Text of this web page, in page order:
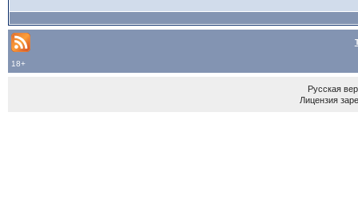
18+
Русская
Лицензия